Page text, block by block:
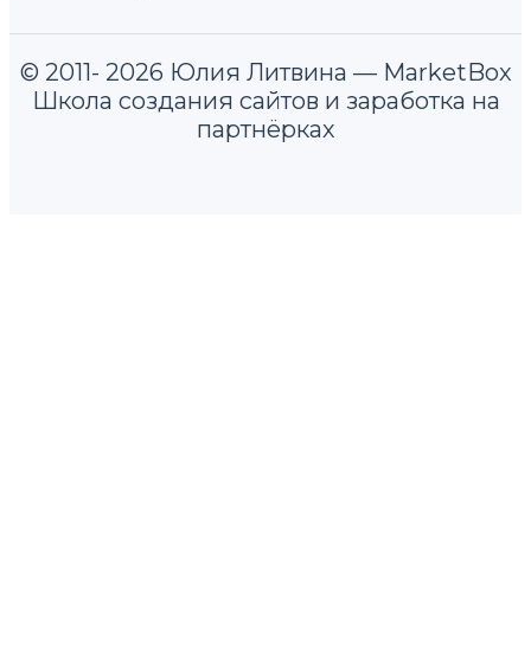
© 2011- 2026 Юлия Литвина — MarketBox
Школа создания сайтов и заработка на
партнёрках